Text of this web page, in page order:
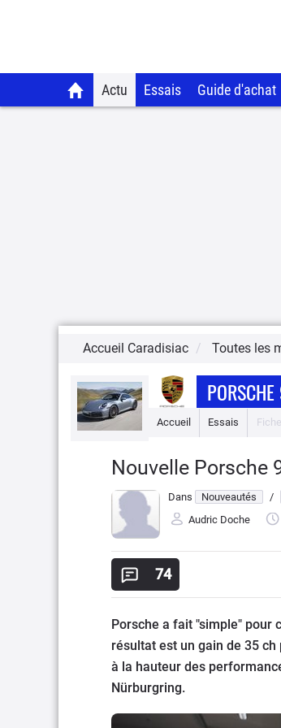
Actu Essais Guide d'achat
Accueil Caradisiac Toutes les
Accueil Essais
Nouvelle Porsche
Dans Nouveautés /
Audric Doche
74
Porsche a fait "simple" pour
résultat est un gain de 35
à la hauteur des
Nürburgring.